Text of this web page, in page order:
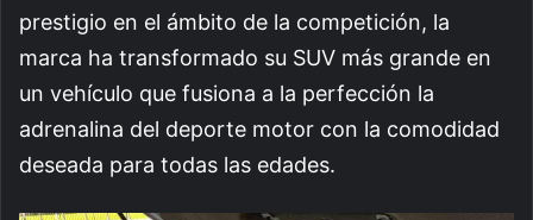
prestigio en el ámbito de la competición, la
marca ha transformado su SUV más grande en
un vehículo que fusiona a la perfección la
adrenalina del deporte motor con la comodidad
deseada para todas las edades.